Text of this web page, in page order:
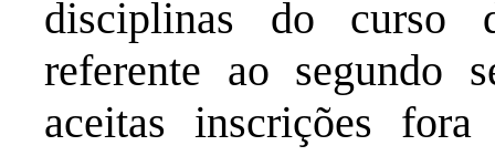
disciplinas do curso
referente ao segundo
aceitas inscrições